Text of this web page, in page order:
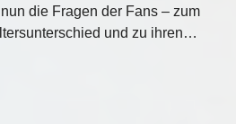
die Fragen der Fans – zum
und zu ihren…